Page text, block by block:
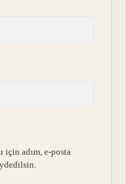
için adım, e-posta